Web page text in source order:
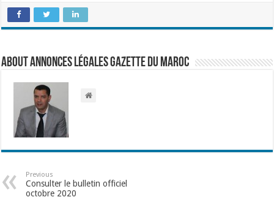
About Annonces légales Gazette du Maroc
Previous
Consulter le bulletin officiel
octobre 2020